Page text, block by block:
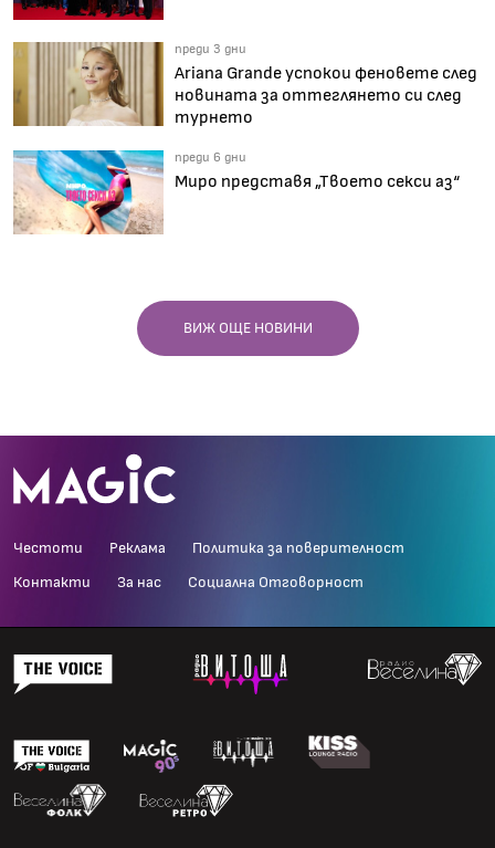
преди 3 дни
Ariana Grande успокои феновете след
новината за оттеглянето си след
турнето
преди 6 дни
Миро представя „Твоето секси аз“
ВИЖ ОЩЕ НОВИНИ
Честоти Реклама Политика за поверителност
Контакти За нас Социална Отговорност